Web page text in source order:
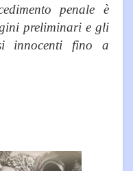
penale è
preliminari e gli
innocenti fino a